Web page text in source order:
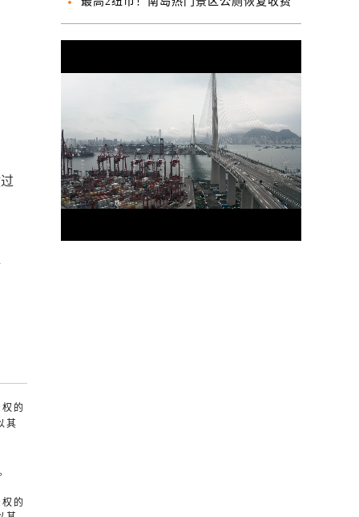
的
其
的